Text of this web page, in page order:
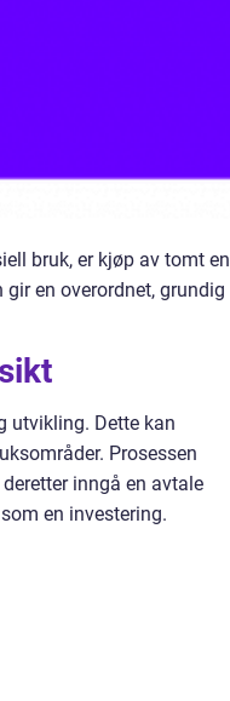
bruk, er kjøp av tomt en
en overordnet, grundig
utvikling. Dette kan
Prosessen
inngå en avtale
en investering.